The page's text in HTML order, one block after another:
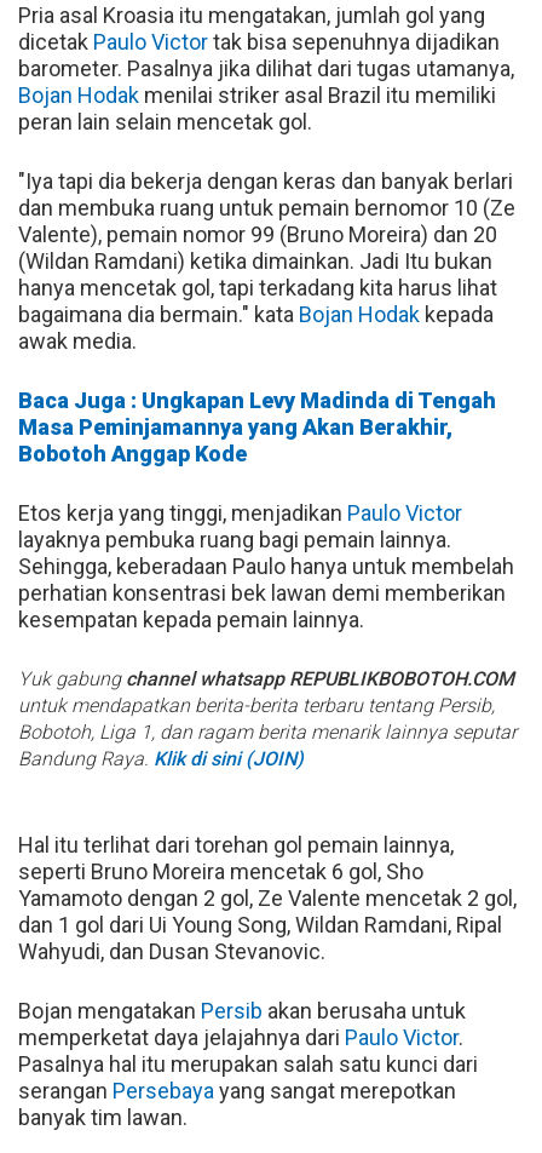
Pria asal Kroasia itu mengatakan, jumlah gol yang
dicetak Paulo Victortak bisa sepenuhnya dijadikan
barometer. Pasalnya jika dilihat dari tugas utamanya,
Bojan Hodak menilai striker asal Brazil itu memiliki
peran lain selain mencetak gol.
"Iya tapi dia bekerja dengan keras dan banyak berlari
dan membuka ruang untuk pemain bernomor 10 (Ze
Valente), pemain nomor 99 (Bruno Moreira) dan 20
(Wildan Ramdani) ketika dimainkan. Jadi Itu bukan
hanya mencetak gol, tapi terkadang kita harus lihat
bagaimana dia bermain." kata Bojan Hodak kepada
awak media.
Baca Juga : Ungkapan Levy Madinda di Tengah
Masa Peminjamannya yang Akan Berakhir,
Bobotoh Anggap Kode
Etos kerja yang tinggi, menjadikan Paulo Victor
layaknya pembuka ruang bagi pemain lainnya.
Sehingga, keberadaan Paulo hanya untuk membelah
perhatian konsentrasi bek lawan demi memberikan
kesempatan kepada pemain lainnya.
Yuk gabung channel whatsapp REPUBLIKBOBOTOH.COM
untuk mendapatkan berita-berita terbaru tentang Persib,
Bobotoh, Liga 1, dan ragam berita menarik lainnya seputar
Bandung Raya. Klik di sini (JOIN)
Hal itu terlihat dari torehan gol pemain lainnya,
seperti Bruno Moreira mencetak 6 gol, Sho
Yamamoto dengan 2 gol, Ze Valente mencetak 2 gol,
dan 1 gol dari Ui Young Song, Wildan Ramdani, Ripal
Wahyudi, dan Dusan Stevanovic.
Bojan mengatakan Persib akan berusaha untuk
memperketat daya jelajahnya dari Paulo Victor.
Pasalnya hal itu merupakan salah satu kunci dari
serangan Persebaya yang sangat merepotkan
banyak tim lawan.